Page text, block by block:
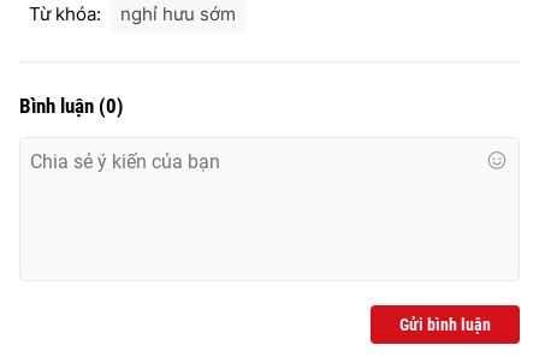
Từ khóa: nghỉ hưu sớm
Bình luận (0)
Gửi bình luận